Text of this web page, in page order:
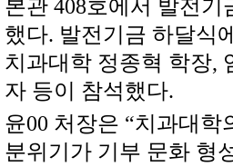
본관 408호에서 발전
했다. 발전기금 하달식
치과대학 정종혁 학장,
자 등이 참석했다.
윤00 처장은 “치과대
분위기가 기부 문화 형